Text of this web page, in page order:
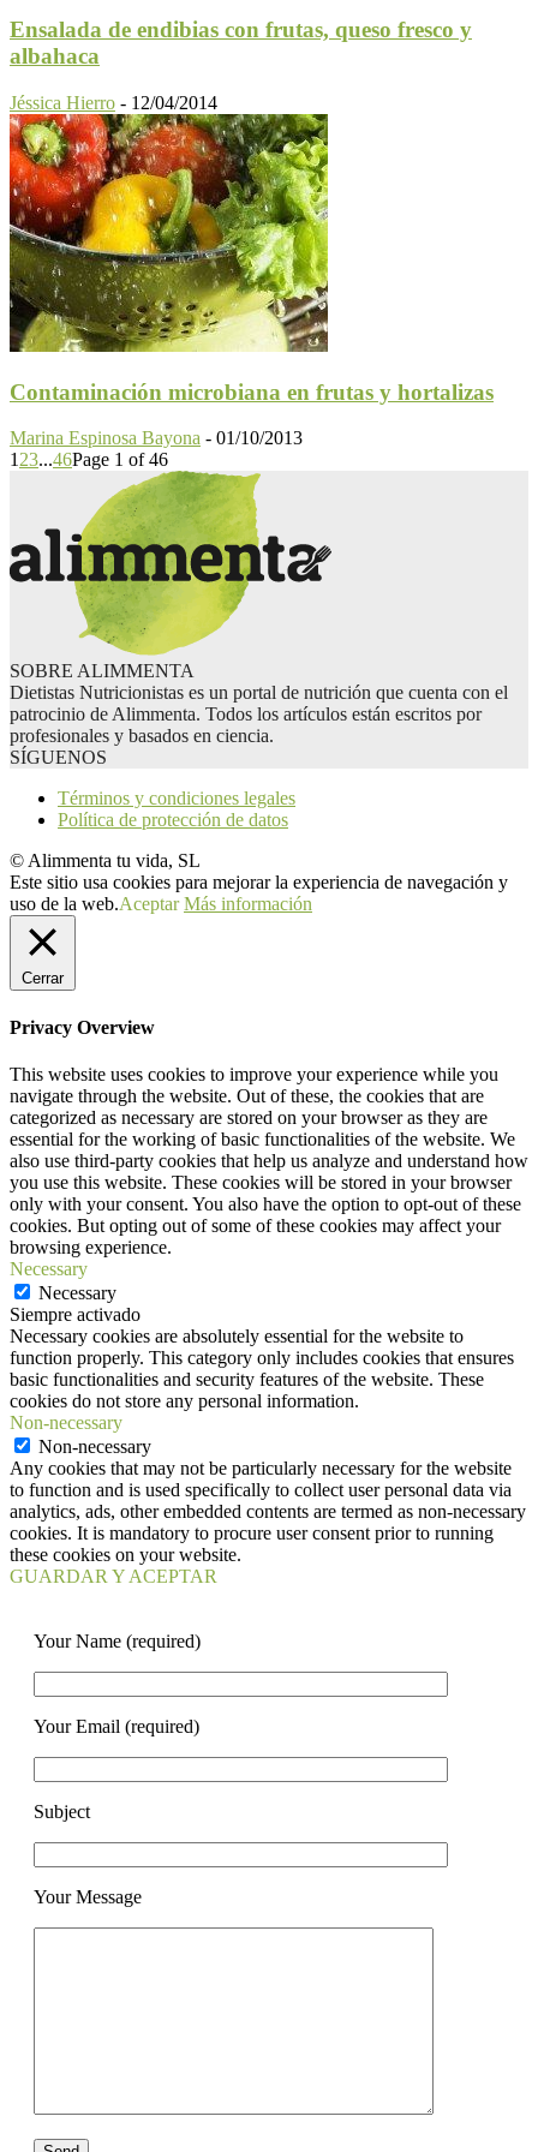
Ensalada de endibias con frutas, queso fresco y
albahaca
Jéssica Hierro - 12/04/2014
Contaminación microbiana en frutas y hortalizas
Marina Espinosa Bayona - 01/10/2013
1 23...46Page 1 of 46
SOBRE ALIMMENTA
Dietistas Nutricionistas es un portal de nutrición que cuenta con el
patrocinio de Alimmenta. Todos los artículos están escritos por
profesionales y basados en ciencia.
SÍGUENOS
Términos y condiciones legales
Política de protección de datos
© Alimmenta tu vida, SL
Este sitio usa cookies para mejorar la experiencia de navegación y
uso de la web.Aceptar Más información
Cerrar
Privacy Overview
This website uses cookies to improve your experience while you
navigate through the website. Out of these, the cookies that are
categorized as necessary are stored on your browser as they are
essential for the working of basic functionalities of the website. We
also use third-party cookies that help us analyze and understand how
you use this website. These cookies will be stored in your browser
only with your consent. You also have the option to opt-out of these
cookies. But opting out of some of these cookies may affect your
browsing experience.
Necessary
Necessary
Siempre activado
Necessary cookies are absolutely essential for the website to
function properly. This category only includes cookies that ensures
basic functionalities and security features of the website. These
cookies do not store any personal information.
Non-necessary
Non-necessary
Any cookies that may not be particularly necessary for the website
to function and is used specifically to collect user personal data via
analytics, ads, other embedded contents are termed as non-necessary
cookies. It is mandatory to procure user consent prior to running
these cookies on your website.
GUARDAR Y ACEPTAR
Your Name (required)
Your Email (required)
Subject
Your Message